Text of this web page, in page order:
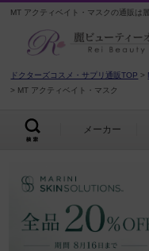
MT アクティベイト・マスクの通販は
ドクターズコスメ・サプリ通販TOP
MT アクティベイト・マスク
メーカー